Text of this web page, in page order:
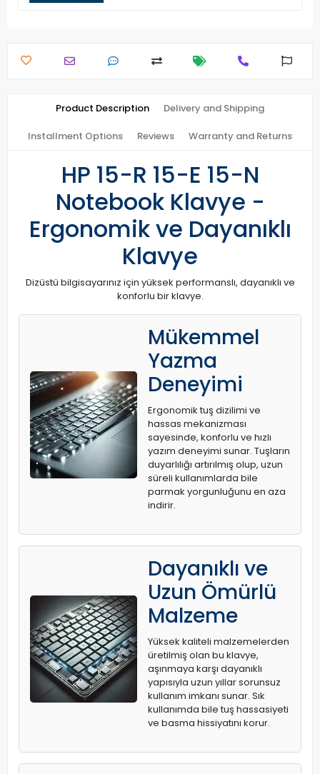
Product Description Delivery and Shipping
Installment Options Reviews Warranty and Returns
HP 15-R 15-E 15-N
Notebook Klavye -
Ergonomik ve Dayanıklı
Klavye
Dizüstü bilgisayarınız için yüksek performanslı, dayanıklı ve
konforlu bir klavye.
Mükemmel
Yazma
Deneyimi
Ergonomik tuş dizilimi ve
hassas mekanizması
sayesinde, konforlu ve hızlı
yazım deneyimi sunar. Tuşların
duyarlılığı artırılmış olup, uzun
süreli kullanımlarda bile
parmak yorgunluğunu en aza
indirir.
Dayanıklı ve
Uzun Ömürlü
Malzeme
Yüksek kaliteli malzemelerden
üretilmiş olan bu klavye,
aşınmaya karşı dayanıklı
yapısıyla uzun yıllar sorunsuz
kullanım imkanı sunar. Sık
kullanımda bile tuş hassasiyeti
ve basma hissiyatını korur.